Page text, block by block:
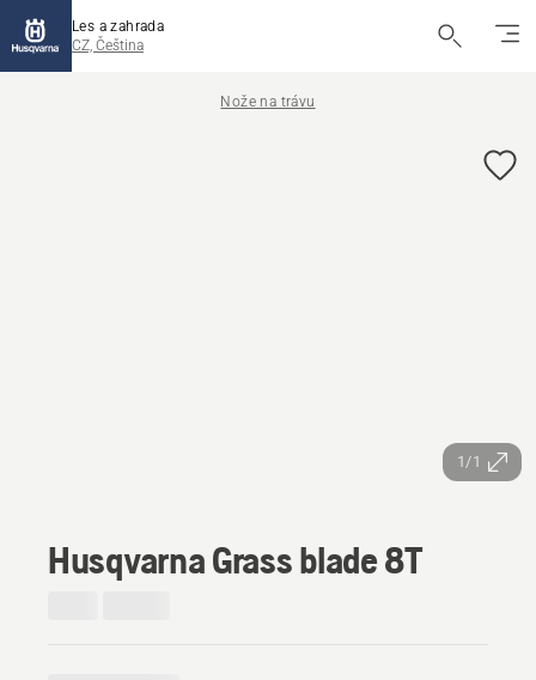
Les a zahrada
CZ, Čeština
Nože na trávu
1/1
Husqvarna Grass blade 8T